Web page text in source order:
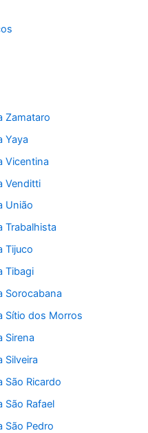
Zamataro
Yaya
Vicentina
Venditti
União
Trabalhista
Tijuco
Tibagi
Sorocabana
Sítio dos Morros
Sirena
Silveira
São Ricardo
Rafael
São Pedro